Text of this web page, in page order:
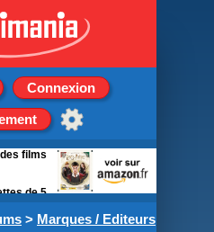
Connexion
> Marques / Editeurs
films
de 5